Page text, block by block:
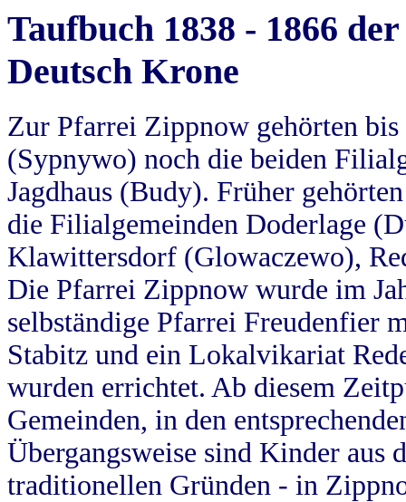
Taufbuch 1838 - 1866
Deutsch Krone
Zur Pfarrei Zippnow gehörten
(Sypnywo) noch die beiden
Jagdhaus (Budy). Früher
die Filialgemeinden Doderlage
Klawittersdorf (Glowaczewo),
Die Pfarrei Zippnow wurde im
selbständige Pfarrei Freudenfier
Stabitz und ein Lokalvikariat
wurden errichtet. Ab diesem
Gemeinden, in den
Übergangsweise sind Kinder aus
traditionellen Gründen - in